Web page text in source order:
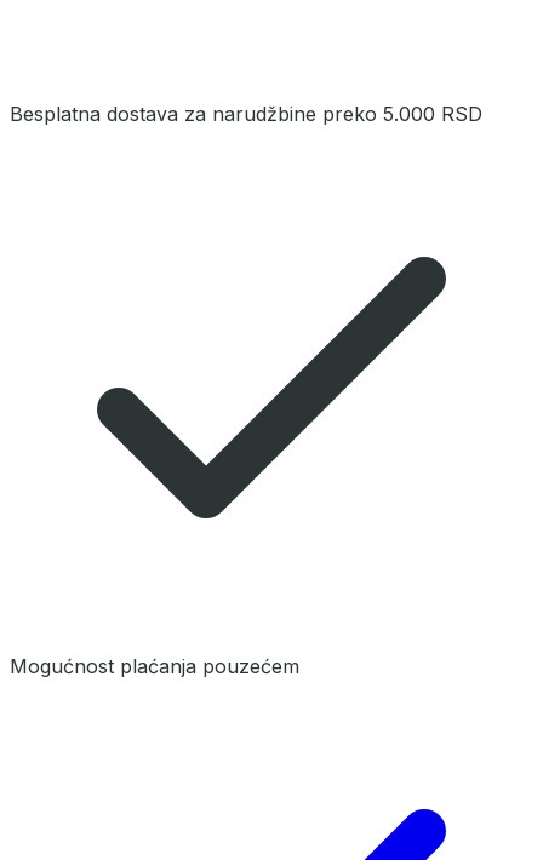
Besplatna dostava za narudžbine preko 5.000 RSD
Mogućnost plaćanja pouzećem